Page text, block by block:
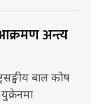
अन्त्य
बाल कोष